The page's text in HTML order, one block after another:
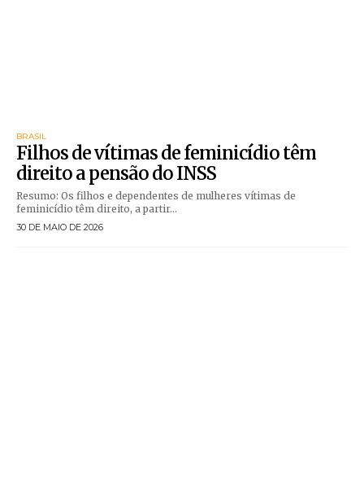
BRASIL
Filhos de vítimas de feminicídio têm
direito a pensão do INSS
Resumo: Os filhos e dependentes de mulheres vítimas de
feminicídio têm direito, a partir...
30 DE MAIO DE 2026